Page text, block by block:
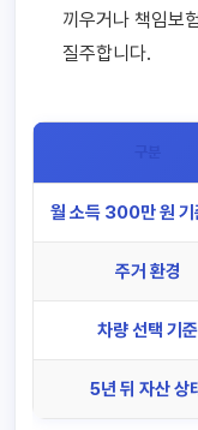
끼우거나 책임보
질주합니다.
월 소득 300만 원 기
주거 환경
차량 선택 기준
5년 뒤 자산 상